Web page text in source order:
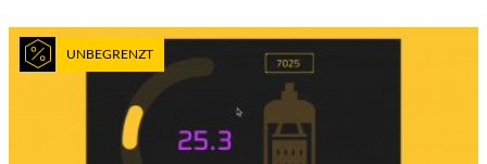
UNBEGRENZT